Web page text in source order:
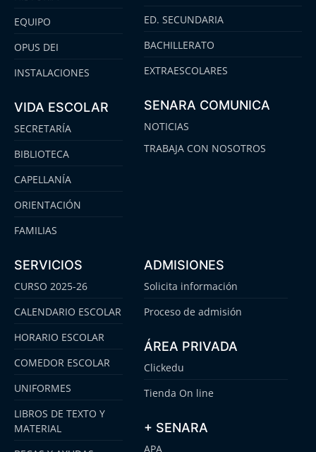
EQUIPO
OPUS DEI
INSTALACIONES
VIDA ESCOLAR
SECRETARÍA
BIBLIOTECA
CAPELLANÍA
ORIENTACIÓN
FAMILIAS
ED. SECUNDARIA
BACHILLERATO
EXTRAESCOLARES
SENARA COMUNICA
NOTICIAS
TRABAJA CON NOSOTROS
SERVICIOS
CURSO 2025-26
CALENDARIO ESCOLAR
HORARIO ESCOLAR
COMEDOR ESCOLAR
UNIFORMES
LIBROS DE TEXTO Y
MATERIAL
ADMISIONES
Solicita información
Proceso de admisión
ÁREA PRIVADA
Clickedu
Tienda On line
+ SENARA
APA